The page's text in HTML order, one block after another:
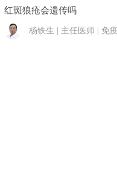
红斑狼疮会遗传吗
杨铁生 | 主任医师 | 免